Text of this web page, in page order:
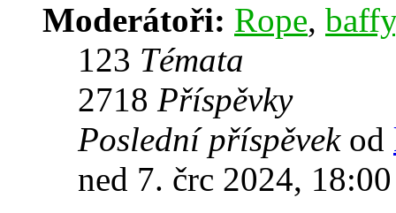
Moderátoři: Rope, baffy
123 Témata
2718 Příspěvky
Poslední příspěvekod
ned 7. črc 2024, 18:00